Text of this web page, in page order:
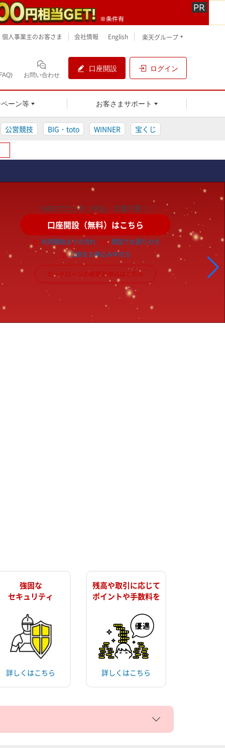
個人事業主のお客さま 会社情報 English 楽天グループ
お問い合わせ
口座開設 ログイン
ーン等 お客さまサポート
公営競技 BIG・toto WINNER 宝くじ
＼WEBでカンタン申込・印鑑不要！／
口座開設（無料）はこちら
利用開始までの流れ
開設でお困りの方
口座をお申込み中の方
カードローンの新規お申込はこちら
強固な
セキュリティ
詳しくはこちら
残高や取引に応じて
ポイントや手数料を
詳しくはこちら